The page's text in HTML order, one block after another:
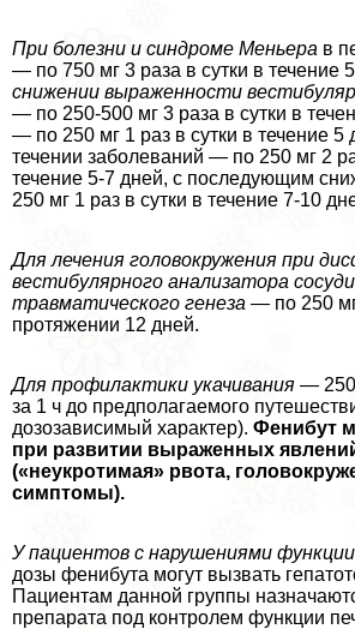
При болезни и синдроме Меньера в
— по 750 мг 3 раза в сутки в течение
снижении выраженности
— по 250-500 мг 3 раза в сутки в
— по 250 мг 1 раз в сутки в течение 5
течении заболеваний — по 250 мг 2
течение 5-7 дней, с последующим
250 мг 1 раз в сутки в течение 7-10
Для лечения головокружения при
вестибулярного анализатора
травматического генеза — по 250
протяжении 12 дней.
Для профилактики укачивания —
за 1 ч до предполагаемого
дозозависимый хаpaктер). Фенибут
при развитии выраженных
(«неукротимая» рвота,
симптомы).
У пациентов с нарушениями
дозы фенибута могут вызвать
Пациентам данной группы
препарата под контролем функции